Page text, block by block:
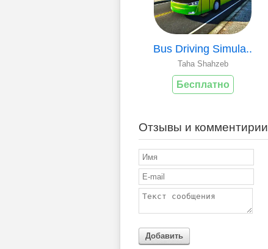
Bus Driving Simula..
Taha Shahzeb
Бесплатно
Отзывы и комментирии
Добавить